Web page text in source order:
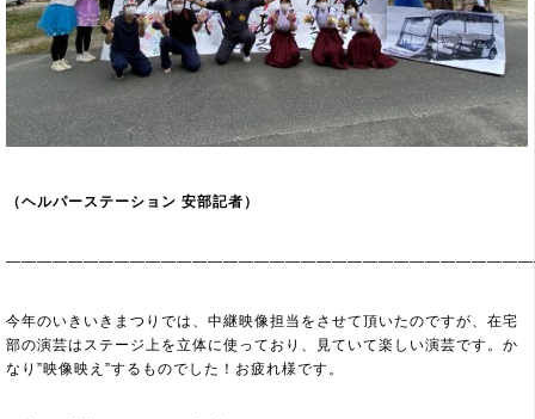
（ヘルパーステーション 安部記者）
今年のいきいきまつりでは、中継映像担当をさせて頂いたのですが、在宅
部の演芸はステージ上を立体に使っており、見ていて楽しい演芸です。か
なり”映像映え”するものでした！お疲れ様です。